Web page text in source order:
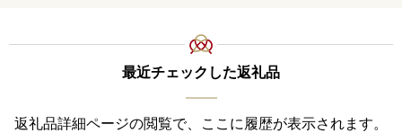
最近チェックした返礼品
返礼品詳細ページの閲覧で、ここに履歴が表示されます。